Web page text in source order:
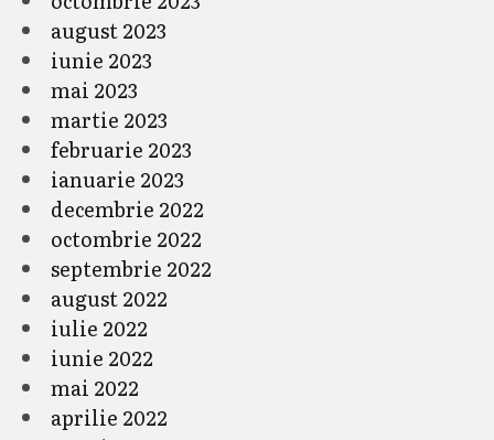
august 2023
iunie 2023
mai 2023
martie 2023
februarie 2023
ianuarie 2023
decembrie 2022
octombrie 2022
septembrie 2022
august 2022
iulie 2022
iunie 2022
mai 2022
aprilie 2022